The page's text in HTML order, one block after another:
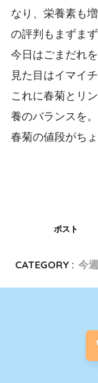
なり、栄養素も
の評判もまずまず
今日はごまだれ
見た目はイマイチ
これに春菊とリ
養のバランスを。
春菊の値段がち
ポスト
CATEGORY : 今